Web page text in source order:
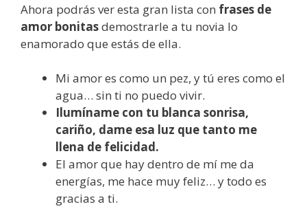
Ahora podrás ver esta gran lista con frases de
amor bonitasdemostrarle a tu novia lo
enamorado que estás de ella.
Mi amor es como un pez, y tú eres como el
agua… sin ti no puedo vivir.
Ilumíname con tu blanca sonrisa,
cariño, dame esa luz que tanto me
llena de felicidad.
El amor que hay dentro de mí me da
energías, me hace muy feliz… y todo es
gracias a ti.